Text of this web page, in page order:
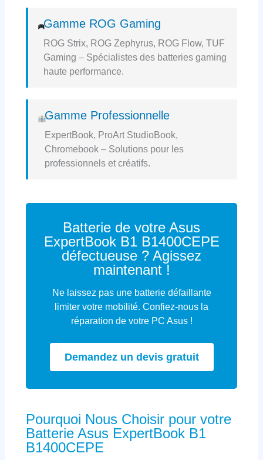
Gamme ROG Gaming
ROG Strix, ROG Zephyrus, ROG Flow, TUF
Gaming – Spécialistes des batteries gaming
haute performance.
Gamme Professionnelle
ExpertBook, ProArt StudioBook,
Chromebook – Solutions pour les
professionnels et créatifs.
Batterie de votre Asus
ExpertBook B1 B1400CEPE
défectueuse ? Agissez
maintenant !
Ne laissez pas une batterie défaillante
limiter votre mobilité. Confiez-nous la
réparation de votre PC Asus !
Demandez un devis gratuit
Pourquoi Nous Choisir pour votre
Batterie Asus ExpertBook B1
B1400CEPE